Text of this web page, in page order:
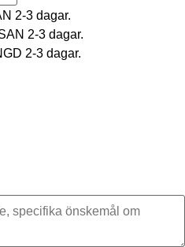
2-3 dagar.
2-3 dagar.
2-3 dagar.